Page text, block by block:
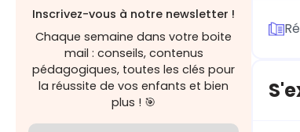
Inscrivez-vous à notre newsletter !
Chaque semaine dans votre boite
mail : conseils, contenus
pédagogiques, toutes les clés pour
la réussite de vos enfants et bien
plus ! 🎯